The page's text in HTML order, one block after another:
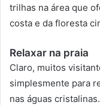
trilhas na área que
costa e da floresta
Relaxar na praia
Claro, muitos
simplesmente para
nas águas cristalinas.